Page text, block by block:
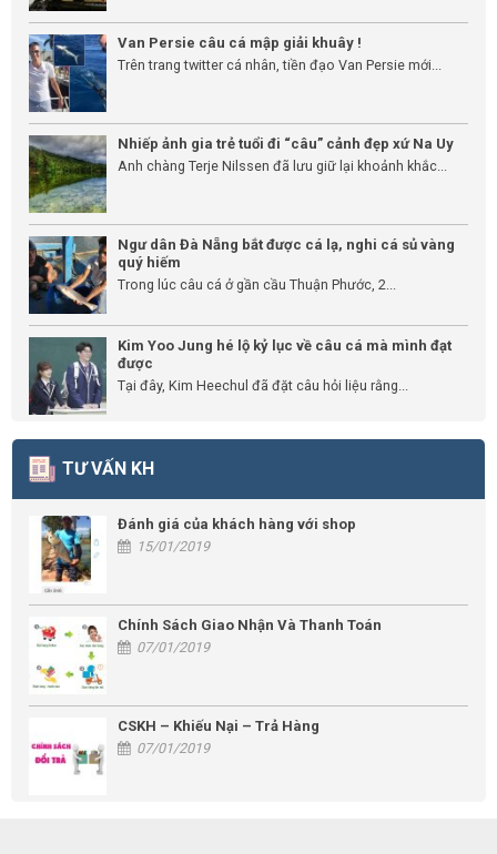
Van Persie câu cá mập giải khuây !
Trên trang twitter cá nhân, tiền đạo Van Persie mới...
Nhiếp ảnh gia trẻ tuổi đi “câu” cảnh đẹp xứ Na Uy
Anh chàng Terje Nilssen đã lưu giữ lại khoảnh khắc...
Ngư dân Đà Nẵng bắt được cá lạ, nghi cá sủ vàng
quý hiếm
Trong lúc câu cá ở gần cầu Thuận Phước, 2...
Kim Yoo Jung hé lộ kỷ lục về câu cá mà mình đạt
được
Tại đây, Kim Heechul đã đặt câu hỏi liệu rằng...
TƯ VẤN KH
Đánh giá của khách hàng với shop
15/01/2019
Chính Sách Giao Nhận Và Thanh Toán
07/01/2019
CSKH – Khiếu Nại – Trả Hàng
07/01/2019